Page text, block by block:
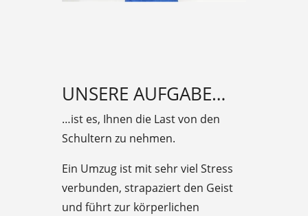
UNSERE AUFGABE…
…ist es, Ihnen die Last von den
Schultern zu nehmen.
Ein Umzug ist mit sehr viel Stress
verbunden, strapaziert den Geist
und führt zur körperlichen